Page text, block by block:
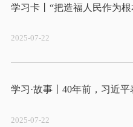
2025-07-22
2025-07-22